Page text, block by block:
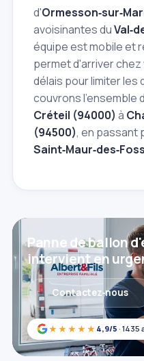
d'
avoisinantes du
équipe est mobile et
permet d'arriver chez
délais pour limiter les
couvrons l'ensemble
Créteil (94000) à
(94500), en passant
★★★★★ 4,9/5 ·
Panne de ballon
intervient en
Contactez‑nous